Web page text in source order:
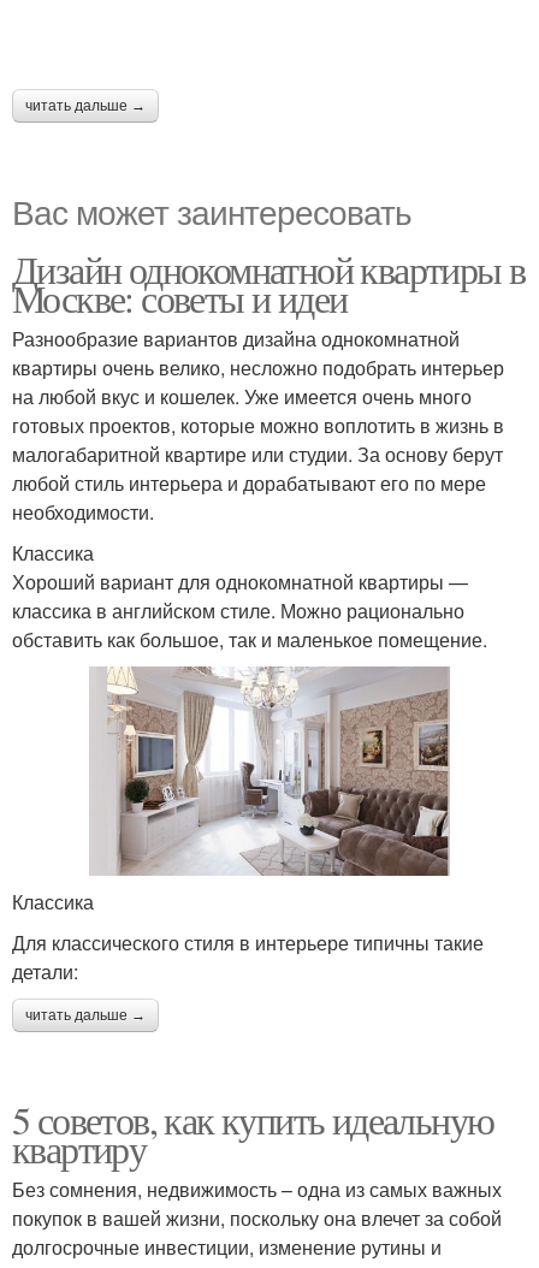
читать дальше →
Вас может заинтересовать
Дизайн однокомнатной квартиры в
Москве: советы и идеи
Разнообразие вариантов дизайна однокомнатной
квартиры очень велико, несложно подобрать интерьер
на любой вкус и кошелек. Уже имеется очень много
готовых проектов, которые можно воплотить в жизнь в
малогабаритной квартире или студии. За основу берут
любой стиль интерьера и дорабатывают его по мере
необходимости.
Классика
Хороший вариант для однокомнатной квартиры —
классика в английском стиле. Можно рационально
обставить как большое, так и маленькое помещение.
Классика
Для классического стиля в интерьере типичны такие
детали:
читать дальше →
5 советов, как купить идеальную
квартиру
Без сомнения, недвижимость – одна из самых важных
покупок в вашей жизни, поскольку она влечет за собой
долгосрочные инвестиции, изменение рутины и